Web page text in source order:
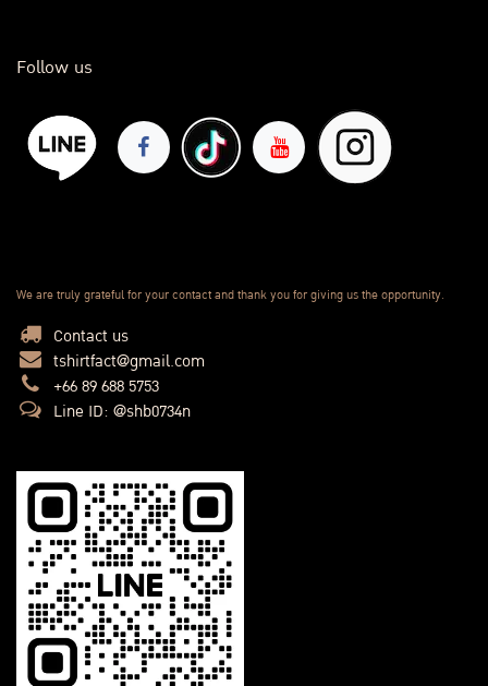
Follow us
We are truly grateful for your contact and thank you for giving us the opportunity.
Contact us
tshirtfact@gmail.com
+66 89 688 5753
Line ID: @shb0734n